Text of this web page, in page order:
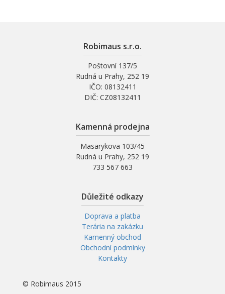
Robimaus s.r.o.
Poštovní 137/5
Rudná u Prahy, 252 19
IČO: 08132411
DIČ: CZ08132411
Kamenná prodejna
Masarykova 103/45
Rudná u Prahy, 252 19
733 567 663
Důležité odkazy
Doprava a platba
Terária na zakázku
Kamenný obchod
Obchodní podmínky
Kontakty
© Robimaus 2015